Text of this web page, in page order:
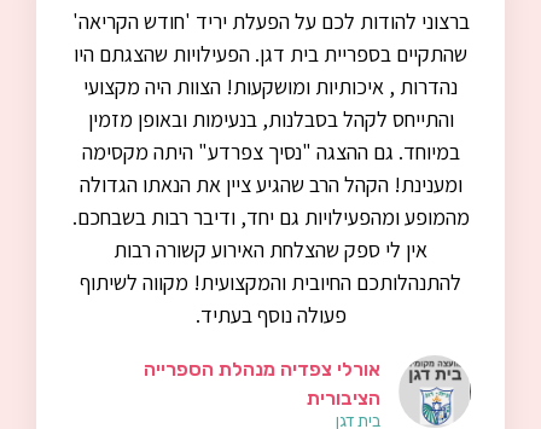
ברצוני להודות לכם על הפעלת יריד 'חודש הקריאה'
שהתקיים בספריית בית דגן. הפעילויות שהצגתם היו
נהדרות , איכותיות ומושקעות! הצוות היה מקצועי
והתייחס לקהל בסבלנות, בנעימות ובאופן מזמין
במיוחד. גם ההצגה "נסיך צפרדע" היתה מקסימה
ומענינת! הקהל הרב שהגיע ציין את הנאתו הגדולה
מהמופע ומהפעילויות גם יחד, ודיבר רבות בשבחכם.
אין לי ספק שהצלחת האירוע קשורה רבות
להתנהלותכם החיובית והמקצועית! מקווה לשיתוף
פעולה נוסף בעתיד.
אורלי צפדיה מנהלת הספרייה
הציבורית
בית דגן